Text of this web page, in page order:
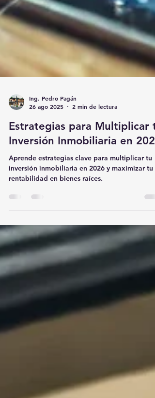
Ing. Pedro Pagán
26 ago 2025
2 min de lectura
Estrategias para Multiplicar
Inversión Inmobiliaria en 2026
Aprende estrategias clave para multiplicar tu